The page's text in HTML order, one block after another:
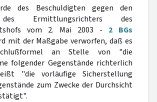
des Beschuldigten gegen den
Ermittlungsrichters des
vom 2. Mai 2003 - 2 BGs
mit der Maßgabe verworfen, daß es
an Stelle von "die
folgender Gegenstände richterlich
"die vorläufige Sicherstellung
zum Zwecke der Durchsicht